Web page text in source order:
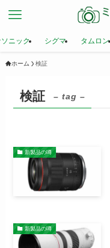
ニック シグマ タムロン
ホーム 検証
検証 – tag –
新製品の噂
新製品の噂